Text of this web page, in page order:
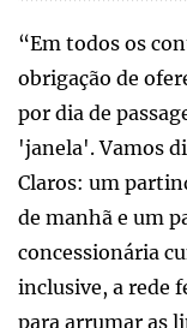
“Em todos os
obrigação de
por dia de
'janela'. Vamos
Claros: um
de manhã e um
concessionária
inclusive, a rede
para arrumar as